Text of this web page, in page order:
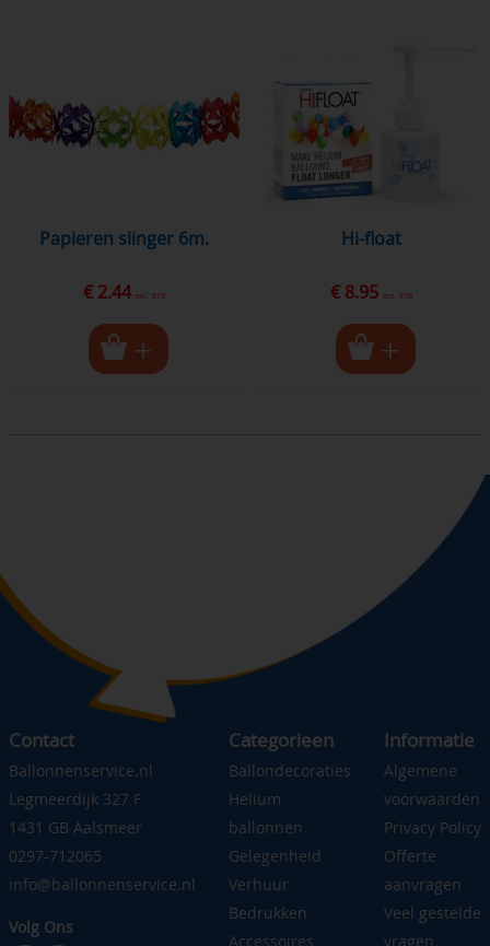
papieren slinger 6m.
€ 2.44 excl. BTW
hi-float
€ 8.95 excl. BTW
Contact
Ballonnenservice.nl
Legmeerdijk 327 F
1431 GB Aalsmeer
0297-712065
info@ballonnenservice.nl
Volg Ons
Categorieen
Ballondecoraties
Helium
ballonnen
Gelegenheid
Verhuur
Bedrukken
Accessoires
Informatie
Algemene
voorwaarden
Privacy Policy
Offerte
aanvragen
Veel gestelde
vragen